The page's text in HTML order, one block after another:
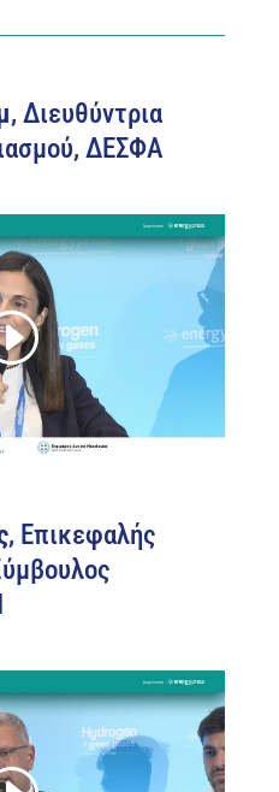
, Διευθύντρια
ΔΕΣΦΑ
, Επικεφαλής